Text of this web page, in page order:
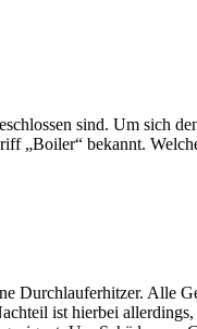
sind. Um sich
„Boiler“ bekannt.
Durchlauferhitzer. Alle
ist hierbei